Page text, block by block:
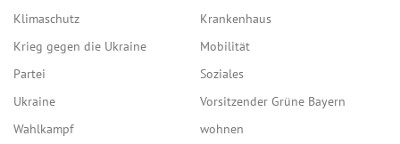
Klimaschutz
Krankenhaus
Krieg gegen die Ukraine
Mobilität
Partei
Soziales
Ukraine
Vorsitzender Grüne Bayern
Wahlkampf
wohnen